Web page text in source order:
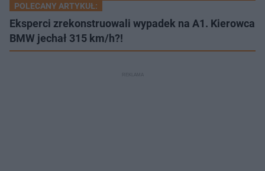
POLECANY ARTYKUŁ:
Eksperci zrekonstruowali wypadek na A1. Kierowca
BMW jechał 315 km/h?!